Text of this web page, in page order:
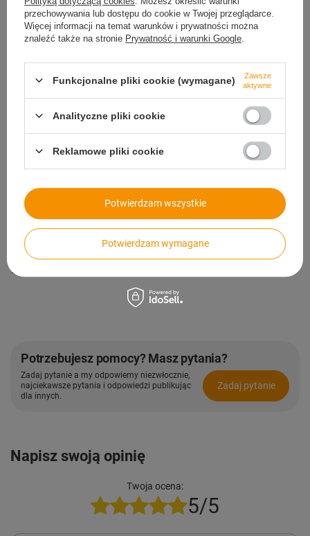
Długości w m 10
Szerokość w mm 50
Polecane
Taśma fluorescencyjna 50 mm x 10 m
żółta
91,99 zł
Taśma
Potrzebujesz pomocy? Masz pytania?
Zadaj pytanie a my odpowiemy niezwłocznie,
najciekawsze pytania i odpowiedzi publikując
dla innych.
Zadaj pytanie
Napisz swoją opinię
Twoja ocena:
5/5
przechowywania lub dostępu do cookie w Twojej przeglądarce.
Więcej informacji na temat warunków i prywatności można
znaleźć także na stronie Prywatność i warunki Google
Funkcjonalne pliki cookie (wymagane)
Zawsze
aktywne
Analityczne pliki cookie
Reklamowe pliki cookie
Potwierdzam wymagane
Potwierdzam wszystkie